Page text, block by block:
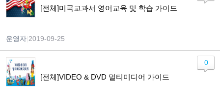
[전체]미국교과서 영어교육 및 학습 가이드
운영자 2019-09-25
[전체]VIDEO & DVD 멀티미디어 가이드
0